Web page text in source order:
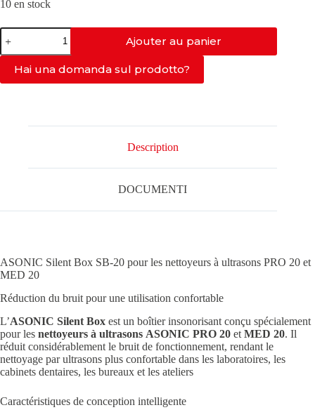
10 en stock
quantité
de
SILENTBOX
POUR
PRO-
Ajouter au panier
Hai una domanda sul prodotto?
Description
DOCUMENTI
ASONIC Silent Box SB-20 pour les nettoyeurs à ultrasons PRO 20 et
MED 20
Réduction du bruit pour une utilisation confortable
L’ASONIC Silent Box est un boîtier insonorisant conçu spécialement
pour les nettoyeurs à ultrasons ASONIC PRO 20 et MED 20. Il
réduit considérablement le bruit de fonctionnement, rendant le
nettoyage par ultrasons plus confortable dans les laboratoires, les
cabinets dentaires, les bureaux et les ateliers
Caractéristiques de conception intelligente